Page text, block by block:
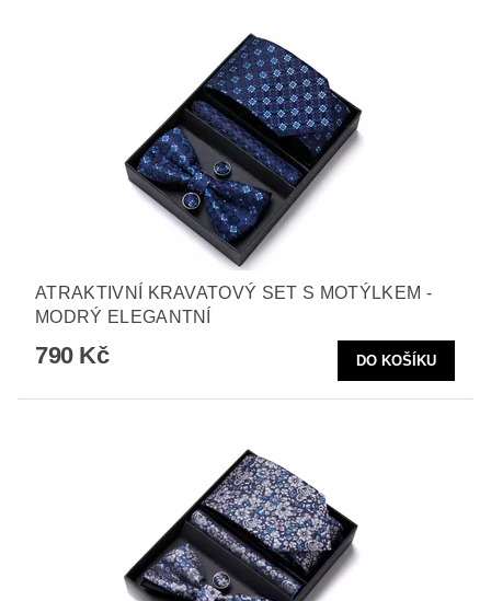
ATRAKTIVNÍ KRAVATOVÝ SET S MOTÝLKEM -
MODRÝ ELEGANTNÍ
790 Kč